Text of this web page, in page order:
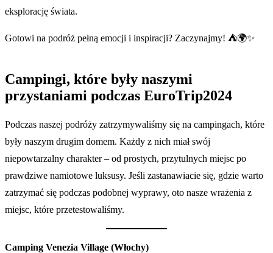
eksplorację świata.
Gotowi na podróż pełną emocji i inspiracji? Zaczynajmy! ⛺🌍✨
Campingi, które były naszymi
przystaniami podczas EuroTrip2024
Podczas naszej podróży zatrzymywaliśmy się na campingach, które
były naszym drugim domem. Każdy z nich miał swój
niepowtarzalny charakter – od prostych, przytulnych miejsc po
prawdziwe namiotowe luksusy. Jeśli zastanawiacie się, gdzie warto
zatrzymać się podczas podobnej wyprawy, oto nasze wrażenia z
miejsc, które przetestowaliśmy.
Camping Venezia Village (Włochy)